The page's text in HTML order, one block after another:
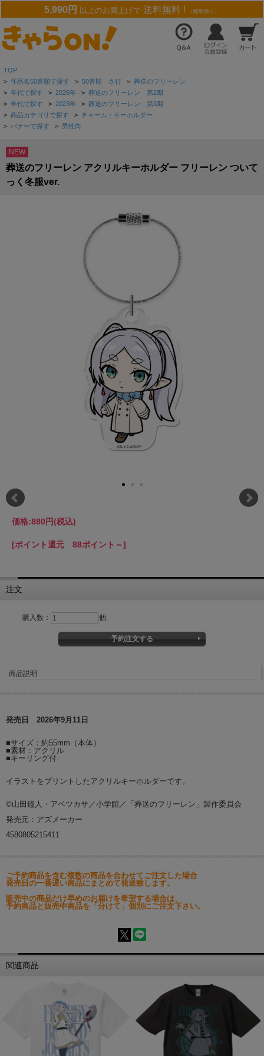
5,990円 以上のお買上げで 送料無料 ! （離島除く）
TOP
> 作品名50音順で探す > 50音順 さ行 > 葬送のフリーレン
> 年代で探す > 2026年 > 葬送のフリーレン 第2期
> 年代で探す > 2023年 > 葬送のフリーレン 第1期
> 商品カテゴリで探す > チャーム・キーホルダー
> バナーで探す > 男性向
NEW
葬送のフリーレン アクリルキーホルダー フリーレン ついて
っく冬服ver.
価格:880円(税込)
[ポイント還元 88ポイント～]
注文
購入数： 個
商品説明
発売日 2026年9月11日
■サイズ：約55mm（本体）
■素材：アクリル
■キーリング付
イラストをプリントしたアクリルキーホルダーです。
©山田鐘人・アベツカサ／小学館／「葬送のフリーレン」製作委員会
発売元：アズメーカー
4580805215411
ご予約商品を含む複数の商品を合わせてご注文した場合
発売日の一番遅い商品にまとめて発送致します。
販売中の商品だけ早めのお届けを希望する場合は、
予約商品と販売中商品を「分けて」個別にご注文下さい。
関連商品